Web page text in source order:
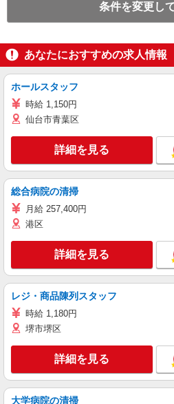
条件を変更し
あなたにおすすめの求人情報
ホールスタッフ
時給 1,150円
仙台市青葉区
詳細を見る
総合病院の清掃
月給 257,400円
港区
詳細を見る
レジ・商品陳列スタッフ
時給 1,180円
堺市堺区
詳細を見る
大学病院の清掃